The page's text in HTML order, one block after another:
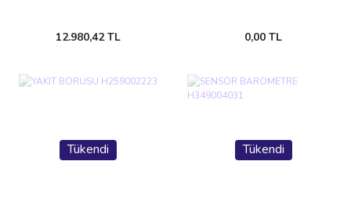
12.980,42 TL 0,00 TL
Tükendi Tükendi